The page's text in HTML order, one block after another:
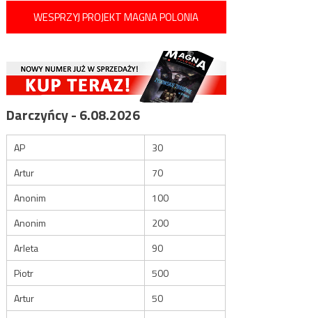
WESPRZYJ PROJEKT MAGNA POLONIA
Darczyńcy - 6.08.2026
AP
30
Artur
70
Anonim
100
Anonim
200
Arleta
90
Piotr
500
Artur
50